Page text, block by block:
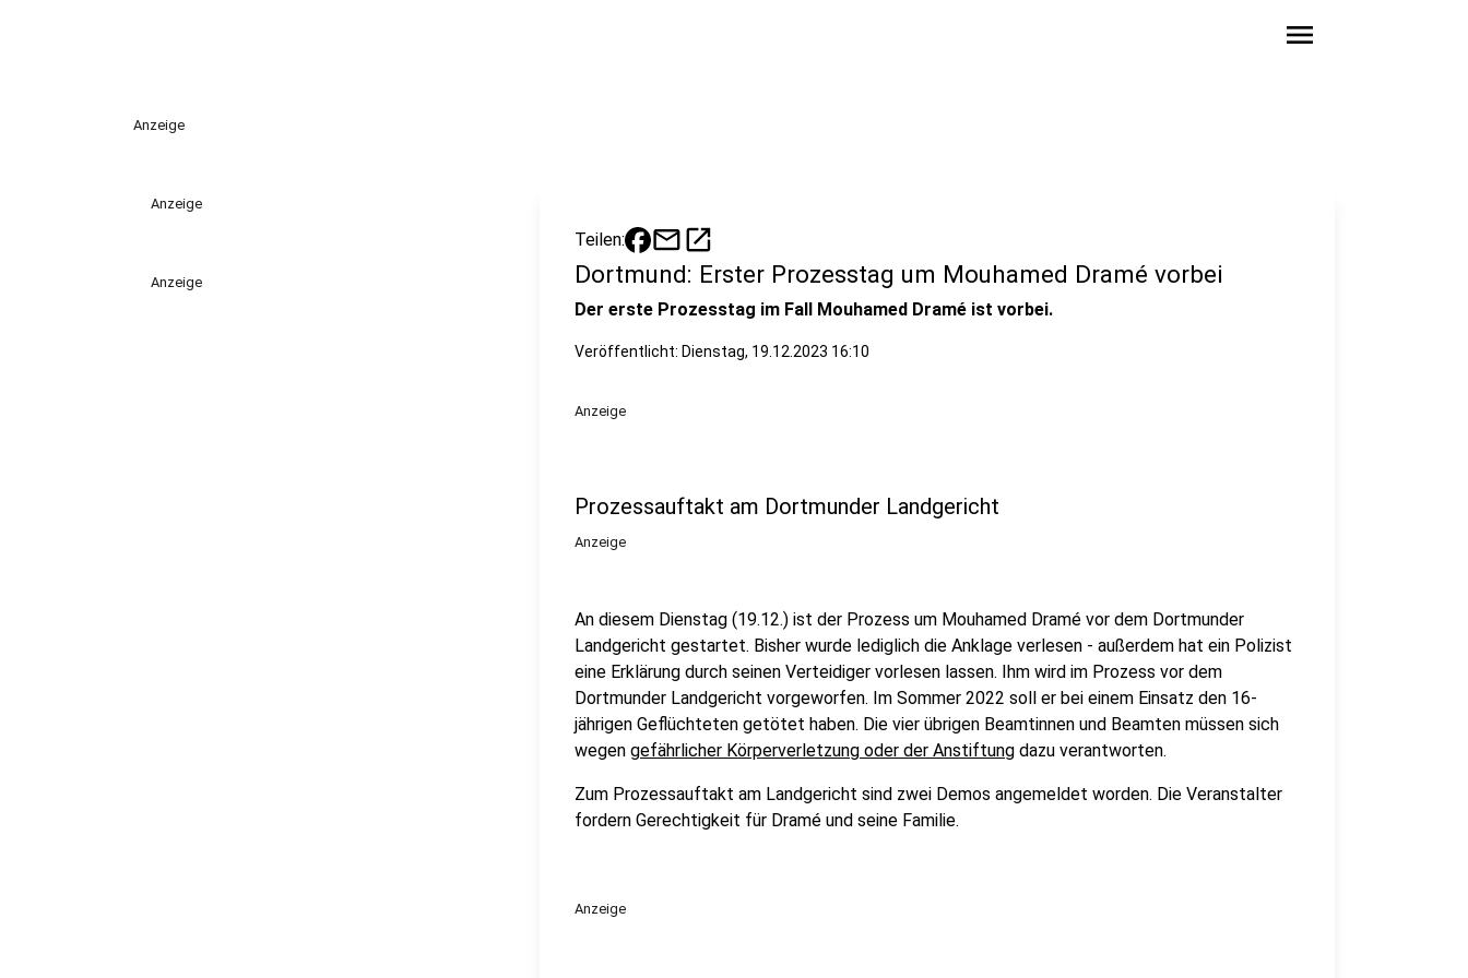
menu
Anzeige
Anzeige
Anzeige
Teilen: mailopen_in_new
Dortmund: Erster Prozesstag um Mouhamed Dramé vorbei
Der erste Prozesstag im Fall Mouhamed Dramé ist vorbei.
Veröffentlicht: Dienstag, 19.12.2023 16:10
Anzeige
Prozessauftakt am Dortmunder Landgericht
Anzeige
An diesem Dienstag (19.12.) ist der Prozess um Mouhamed Dramé vor dem Dortmunder
Landgericht gestartet. Bisher wurde lediglich die Anklage verlesen - außerdem hat ein Polizist
eine Erklärung durch seinen Verteidiger vorlesen lassen. Ihm wird im Prozess vor dem
Dortmunder Landgericht vorgeworfen. Im Sommer 2022 soll er bei einem Einsatz den 16-
jährigen Geflüchteten getötet haben. Die vier übrigen Beamtinnen und Beamten müssen sich
wegen gefährlicher Körperverletzung oder der Anstiftung dazu verantworten.
Zum Prozessauftakt am Landgericht sind zwei Demos angemeldet worden. Die Veranstalter
fordern Gerechtigkeit für Dramé und seine Familie.
Anzeige